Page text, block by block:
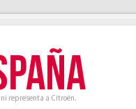
representa a Citroën.